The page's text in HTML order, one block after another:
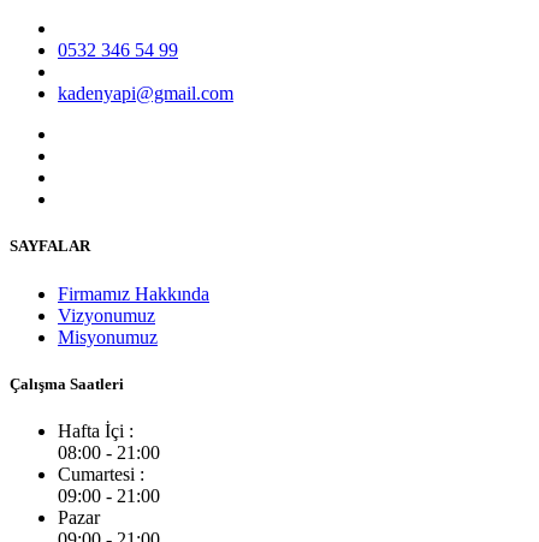
0532 346 54 99
kadenyapi@gmail.com
SAYFALAR
Firmamız Hakkında
Vizyonumuz
Misyonumuz
Çalışma Saatleri
Hafta İçi :
08:00 - 21:00
Cumartesi :
09:00 - 21:00
Pazar